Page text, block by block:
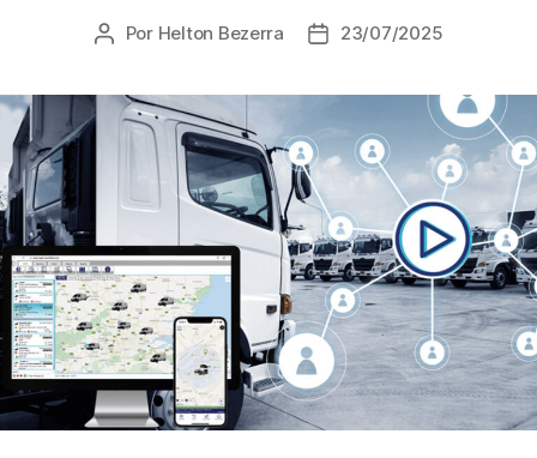
Por Helton Bezerra 23/07/2025